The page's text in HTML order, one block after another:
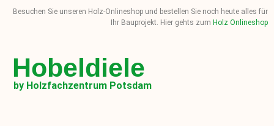
Besuchen Sie unseren Holz-Onlineshop und bestellen Sie noch heute alles für
Ihr Bauprojekt. Hier gehts zum Holz Onlineshop
Hobeldiele
by Holzfachzentrum Potsdam